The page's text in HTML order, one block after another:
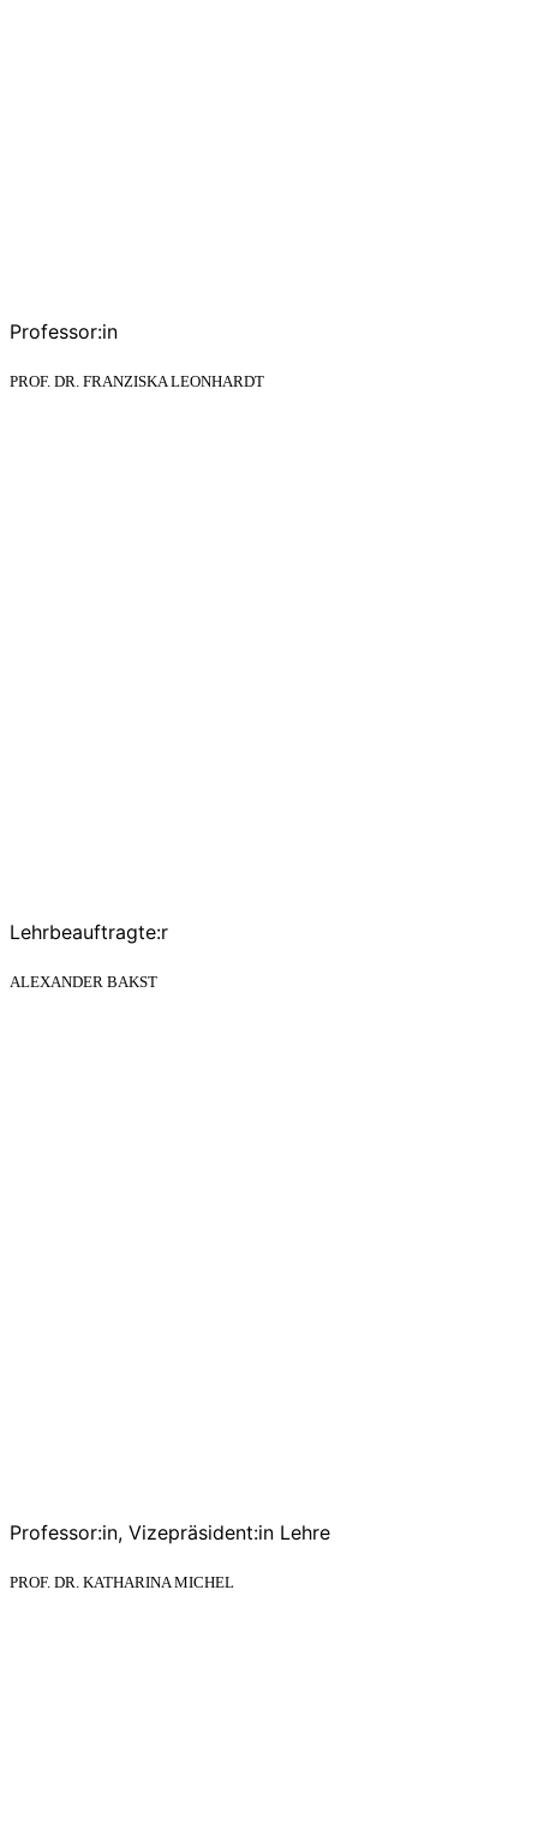
Professor:in
PROF. DR. FRANZISKA LEONHARDT
Lehrbeauftragte:r
ALEXANDER BAKST
Professor:in, Vizepräsident:in Lehre
PROF. DR. KATHARINA MICHEL